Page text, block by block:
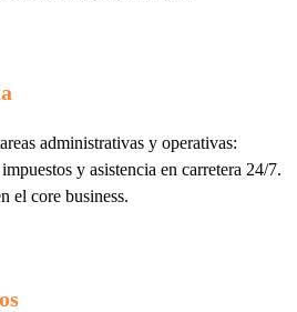
administrativas y operativas:
y asistencia en carretera 24/7.
el core business.